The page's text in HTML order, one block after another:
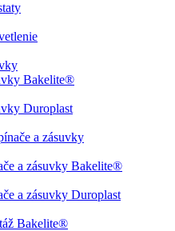
Bakelite®
Duroplast
a zásuvky
a zásuvky Bakelite®
a zásuvky Duroplast
Bakelite®